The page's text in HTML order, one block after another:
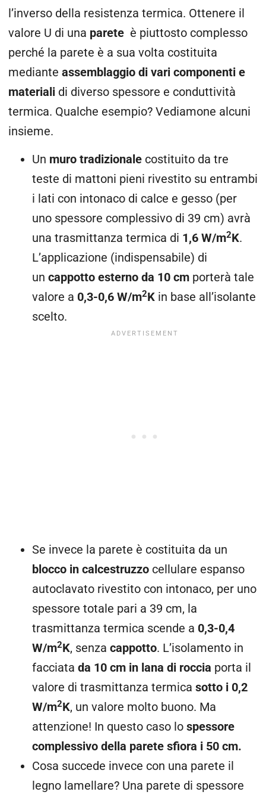
l’inverso della resistenza termica. Ottenere il
valore U di una parete è piuttosto complesso
perché la parete è a sua volta costituita
mediante assemblaggio di vari componenti e
materiali di diverso spessore e conduttività
termica. Qualche esempio? Vediamone alcuni
insieme.
Un muro tradizionale costituito da tre
teste di mattoni pieni rivestito su entrambi
i lati con intonaco di calce e gesso (per
uno spessore complessivo di 39 cm) avrà
una trasmittanza termica di 1,6 W/m2K.
L’applicazione (indispensabile) di
un cappotto esterno da 10 cm porterà tale
valore a 0,3-0,6 W/m2K in base all’isolante
scelto.
Se invece la parete è costituita da un
blocco in calcestruzzo cellulare espanso
autoclavato rivestito con intonaco, per uno
spessore totale pari a 39 cm, la
trasmittanza termica scende a 0,3-0,4
W/m2K, senza cappotto. L’isolamento in
facciata da 10 cm in lana di roccia porta il
valore di trasmittanza termica sotto i 0,2
W/m2K, un valore molto buono. Ma
attenzione! In questo caso lo spessore
complessivo della parete sfiora i 50 cm.
Cosa succede invece con una parete il
legno lamellare? Una parete di spessore